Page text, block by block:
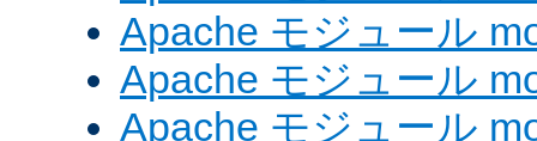
Apache モジュール
Apache モジュール
Apache モジュール